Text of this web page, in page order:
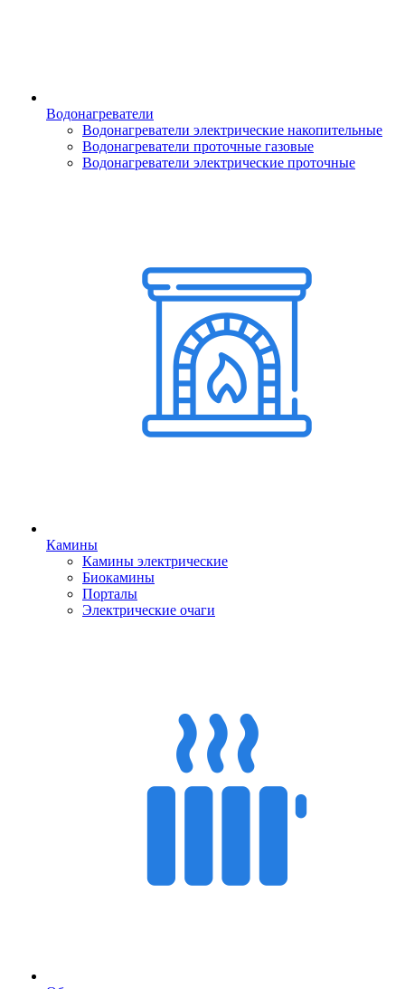
Водонагреватели
Водонагреватели электрические накопительные
Водонагреватели проточные газовые
Водонагреватели электрические проточные
Камины
Камины электрические
Биокамины
Порталы
Электрические очаги